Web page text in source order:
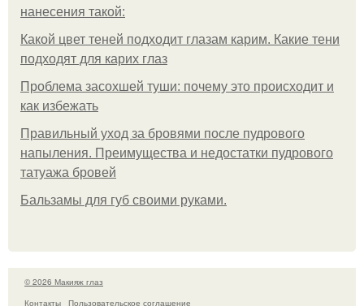
нанесения такой:
Какой цвет теней подходит глазам карим. Какие тени
подходят для карих глаз
Проблема засохшей туши: почему это происходит и
как избежать
Правильный уход за бровями после пудрового
напыления. Преимущества и недостатки пудрового
татуажа бровей
Бальзамы для губ своими руками.
© 2026 Макияж глаз
Контакты
Пользовательское соглашение